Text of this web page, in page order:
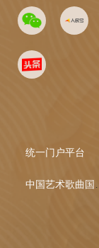
统一门户平台